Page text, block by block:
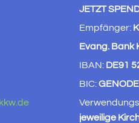
JETZT
Empfänger:
Evang. Bank
IBAN: DE91
BIC:
jeweilige